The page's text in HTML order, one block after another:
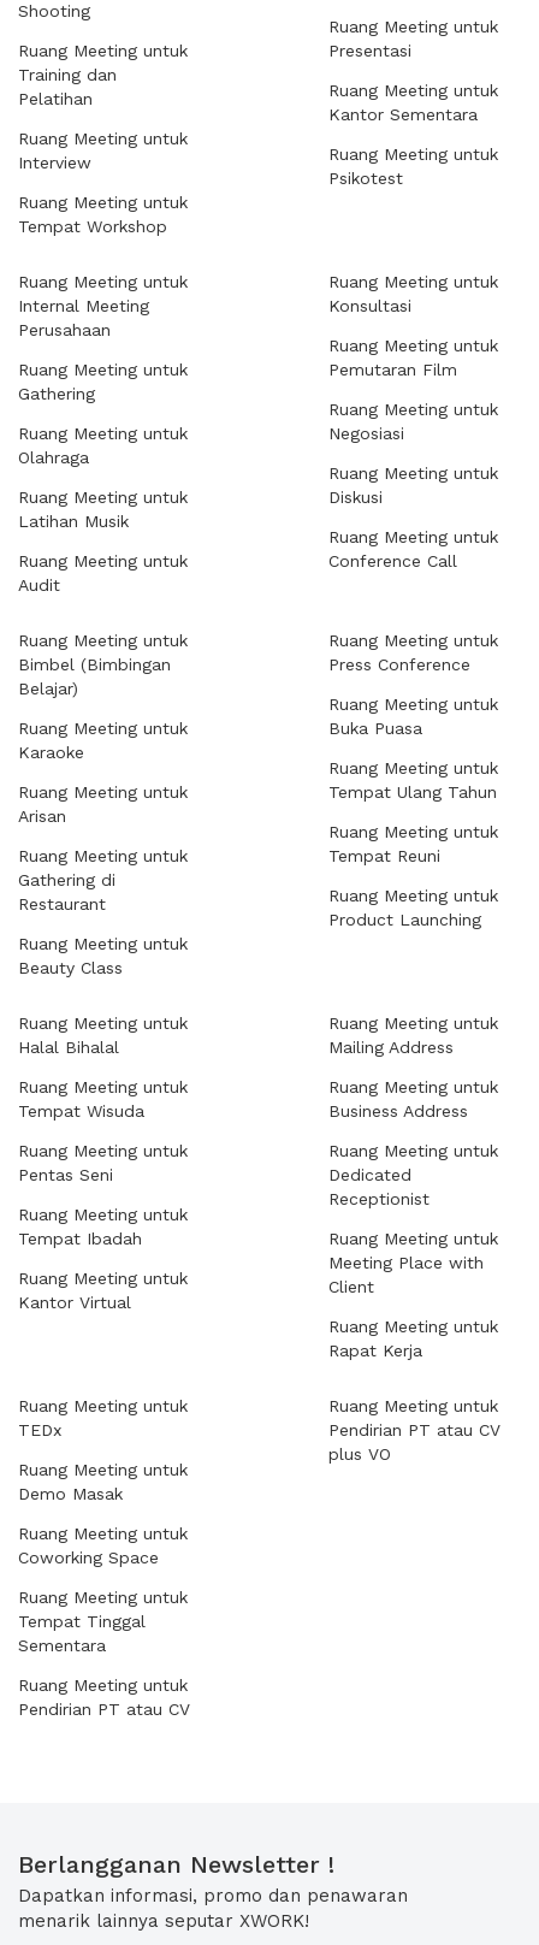
Shooting
Ruang Meeting untuk
Training dan
Pelatihan
Ruang Meeting untuk
Interview
Ruang Meeting untuk
Tempat Workshop
Ruang Meeting untuk
Presentasi
Ruang Meeting untuk
Kantor Sementara
Ruang Meeting untuk
Psikotest
Ruang Meeting untuk
Internal Meeting
Perusahaan
Ruang Meeting untuk
Gathering
Ruang Meeting untuk
Olahraga
Ruang Meeting untuk
Latihan Musik
Ruang Meeting untuk
Audit
Ruang Meeting untuk
Konsultasi
Ruang Meeting untuk
Pemutaran Film
Ruang Meeting untuk
Negosiasi
Ruang Meeting untuk
Diskusi
Ruang Meeting untuk
Conference Call
Ruang Meeting untuk
Bimbel (Bimbingan
Belajar)
Ruang Meeting untuk
Karaoke
Ruang Meeting untuk
Arisan
Ruang Meeting untuk
Gathering di
Restaurant
Ruang Meeting untuk
Beauty Class
Ruang Meeting untuk
Press Conference
Ruang Meeting untuk
Buka Puasa
Ruang Meeting untuk
Tempat Ulang Tahun
Ruang Meeting untuk
Tempat Reuni
Ruang Meeting untuk
Product Launching
Ruang Meeting untuk
Halal Bihalal
Ruang Meeting untuk
Tempat Wisuda
Ruang Meeting untuk
Pentas Seni
Ruang Meeting untuk
Tempat Ibadah
Ruang Meeting untuk
Kantor Virtual
Ruang Meeting untuk
Mailing Address
Ruang Meeting untuk
Business Address
Ruang Meeting untuk
Dedicated
Receptionist
Ruang Meeting untuk
Meeting Place with
Client
Ruang Meeting untuk
Rapat Kerja
Ruang Meeting untuk
TEDx
Ruang Meeting untuk
Demo Masak
Ruang Meeting untuk
Coworking Space
Ruang Meeting untuk
Tempat Tinggal
Sementara
Ruang Meeting untuk
Pendirian PT atau CV
Ruang Meeting untuk
Pendirian PT atau CV
plus VO
Berlangganan Newsletter !
Dapatkan informasi, promo dan penawaran
menarik lainnya seputar XWORK!